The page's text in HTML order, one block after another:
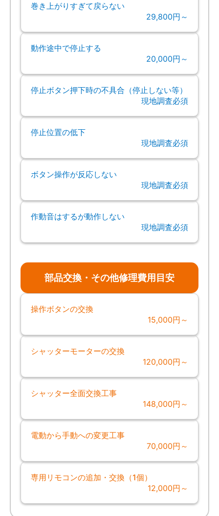
巻き上がりすぎて戻らない
29,800円～
動作途中で停止する
20,000円～
停止ボタン押下時の不具合（停止しない等）
現地調査必須
停止位置の低下
現地調査必須
ボタン操作が反応しない
現地調査必須
作動音はするが動作しない
現地調査必須
部品交換・その他修理費用目安
操作ボタンの交換
15,000円～
シャッターモーターの交換
120,000円～
シャッター全面交換工事
148,000円～
電動から手動への変更工事
70,000円～
専用リモコンの追加・交換（1個）
12,000円～